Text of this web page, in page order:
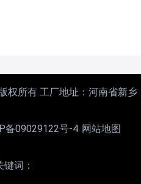
权所有 工厂地址：河南省新乡
备09029122号-4 网站地图
词：